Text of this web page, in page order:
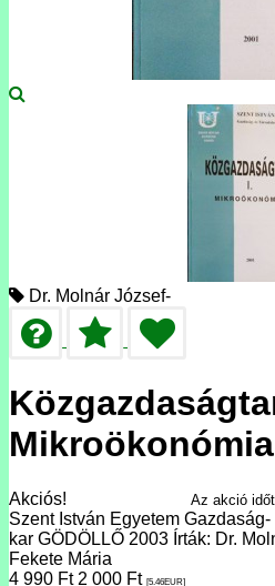
Dr. Molnár József-
Mikroökonómia
Akciós! Az akció
Szent István Egyetem
kar GÖDÖLLŐ 2003 Írták: Dr.
Fekete Mária
4 990 Ft 2 000 Ft [5.46EUR]